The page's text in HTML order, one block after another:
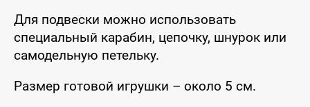
Для подвески можно использовать
специальный карабин, цепочку, шнурок или
самодельную петельку.
Размер готовой игрушки – около 5 см.